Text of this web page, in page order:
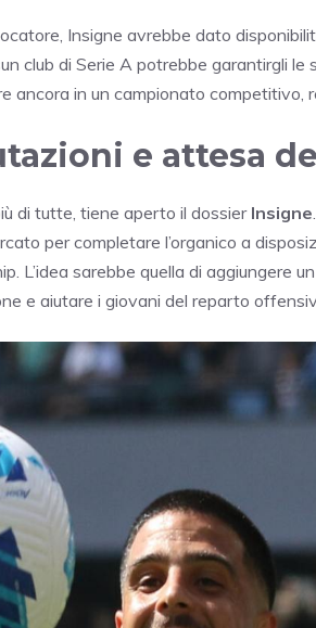
Insigne avrebbe dato
club di Serie A potrebbe garantirgli
ancora in un campionato competitivo,
e attesa
di tutte, tiene aperto il dossierInsigne
per completare l’organico a
L’idea sarebbe quella di aggiungere
e aiutare i giovani del reparto